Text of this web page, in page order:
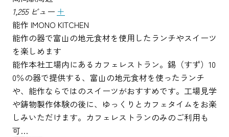
1,255 ビュー ＋
能作 IMONO KITCHEN
能作の器で富山の地元食材を使用したランチやスイーツ
を楽しめます
能作本社工場内にあるカフェレストラン。錫（すず）10
0％の器で提供する、富山の地元食材を使ったランチ
や、能作ならではのスイーツがおすすめです。工場見学
や鋳物製作体験の後に、ゆっくりとカフェタイムをお楽
しみいただけます。カフェレストランのみのご利用も
可…